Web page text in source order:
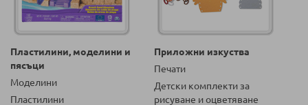
Пластилини, моделини и
пясъци
Моделини
Пластилини
Приложни изкуства
Печати
Детски комплекти за
рисуване и оцветяване